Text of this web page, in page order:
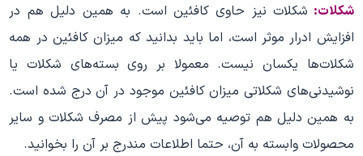
شکلات: شکلات نیز حاوی کافئین است. به همین دلیل هم در
افزایش ادرار موثر است، اما باید بدانید که میزان کافئین در همه
شکلات‌ها یکسان نیست. معمولا بر روی بسته‌های شکلات یا
نوشیدنی‌های شکلاتی میزان کافئین موجود در آن درج شده است.
به همین دلیل هم توصیه می‌شود پیش از مصرف شکلات و سایر
محصولات وابسته به آن، حتما اطلاعات مندرج بر آن را بخوانید.